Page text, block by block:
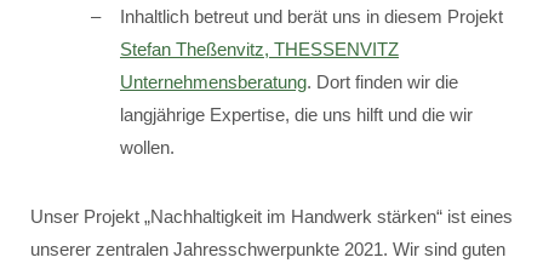
Inhaltlich betreut und berät uns in diesem Projekt
Stefan Theßenvitz, THESSENVITZ
Unternehmensberatung. Dort finden wir die
langjährige Expertise, die uns hilft und die wir
wollen.
Unser Projekt „Nachhaltigkeit im Handwerk stärken“ ist eines
unserer zentralen Jahresschwerpunkte 2021. Wir sind guten